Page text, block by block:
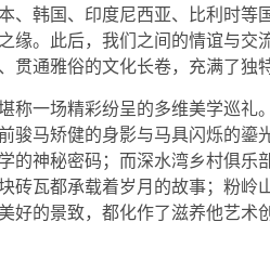
、韩国、印度尼西亚、比利时等
缘。此后，我们之间的情谊与交
贯通雅俗的文化长卷，充满了独
称一场精彩纷呈的多维美学巡礼
骏马矫健的身影与马具闪烁的鎏
的神秘密码；而深水湾乡村俱乐
砖瓦都承载着岁月的故事；粉岭
好的景致，都化作了滋养他艺术